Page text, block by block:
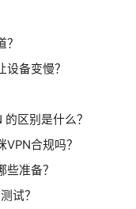
备变慢？
区别是什么？
合规吗？
准备？
试？